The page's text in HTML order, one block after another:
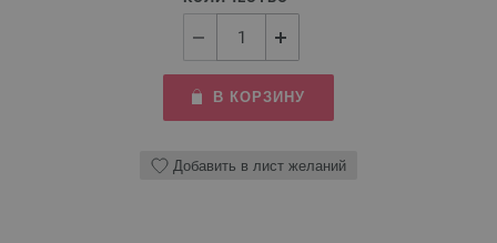
В КОРЗИНУ
Добавить в лист желаний